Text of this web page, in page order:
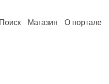
Поиск Магазин О портале